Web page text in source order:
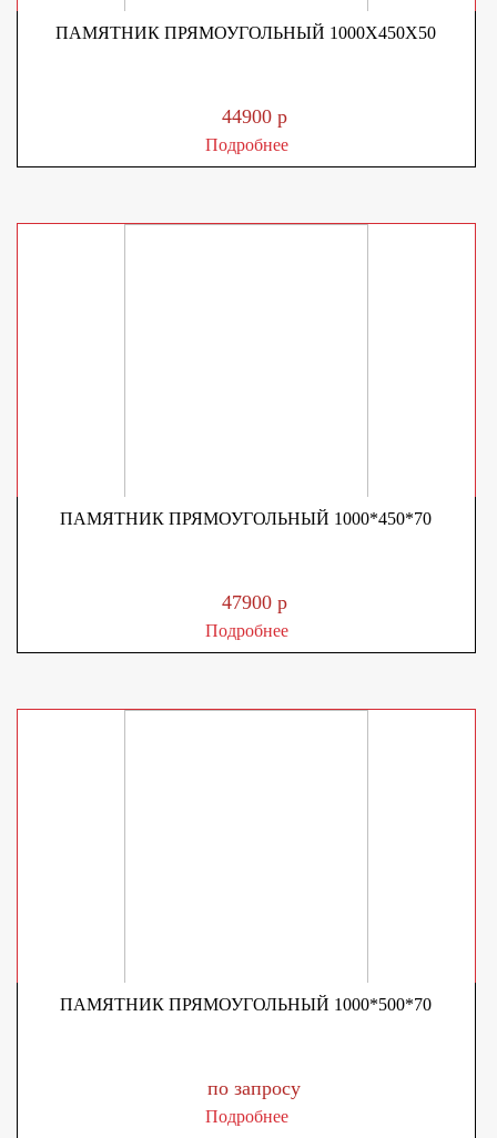
ПАМЯТНИК ПРЯМОУГОЛЬНЫЙ 1000Х450Х50
44900 р
Подробнее
ПАМЯТНИК ПРЯМОУГОЛЬНЫЙ 1000*450*70
47900 р
Подробнее
ПАМЯТНИК ПРЯМОУГОЛЬНЫЙ 1000*500*70
по запросу
Подробнее